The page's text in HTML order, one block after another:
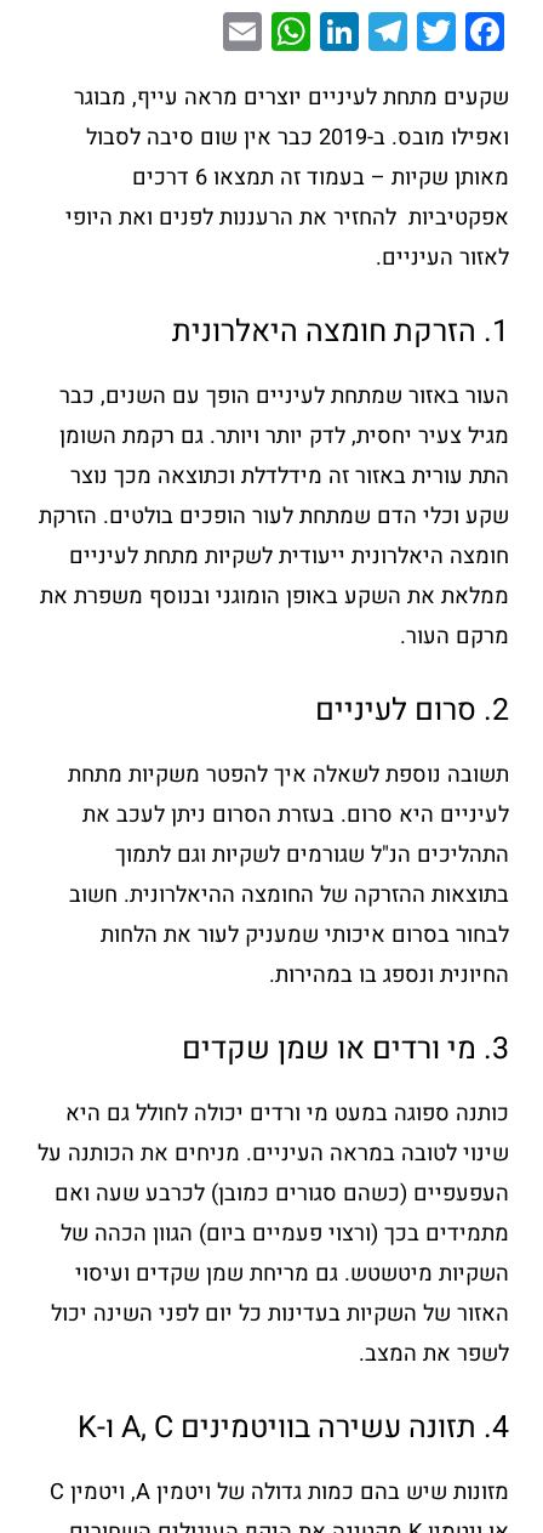
F
a
c
e
b
o
o
T
wi
tt
er
T
el
e
gr
a
m
Li
n
k
e
dI
n
W
h
at
s
A
p
ai
l
שקעים מתחת לעיניים יוצרים מראה עייף, מבוגר
ואפילו מובס. ב-2019 כבר אין שום סיבה לסבול
מאותן שקיות – בעמוד זה תמצאו 6 דרכים
אפקטיביות להחזיר את הרעננות לפנים ואת היופי
לאזור העיניים.
1. הזרקת חומצה היאלרונית
העור באזור שמתחת לעיניים הופך עם השנים, כבר
מגיל צעיר יחסית, לדק יותר ויותר. גם רקמת השומן
התת עורית באזור זה מידלדלת וכתוצאה מכך נוצר
שקע וכלי הדם שמתחת לעור הופכים בולטים. הזרקת
חומצה היאלרונית ייעודית לשקיות מתחת לעיניים
ממלאת את השקע באופן הומוגני ובנוסף משפרת את
מרקם העור.
2. סרום לעיניים
תשובה נוספת לשאלה איך להפטר משקיות מתחת
לעיניים היא סרום. בעזרת הסרום ניתן לעכב את
התהליכים הנ"ל שגורמים לשקיות וגם לתמוך
בתוצאות ההזרקה של החומצה ההיאלרונית. חשוב
לבחור בסרום איכותי שמעניק לעור את הלחות
החיונית ונספג בו במהירות.
3. מי ורדים או שמן שקדים
כותנה ספוגה במעט מי ורדים יכולה לחולל גם היא
שינוי לטובה במראה העיניים. מניחים את הכותנה על
העפעפיים (כשהם סגורים כמובן) לכרבע שעה ואם
מתמידים בכך (ורצוי פעמיים ביום) הגוון הכהה של
השקיות מיטשטש. גם מריחת שמן שקדים ועיסוי
האזור של השקיות בעדינות כל יום לפני השינה יכול
לשפר את המצב.
4. תזונה עשירה בוויטמינים A, C ו-K
מזונות שיש בהם כמות גדולה של ויטמין A, ויטמין C